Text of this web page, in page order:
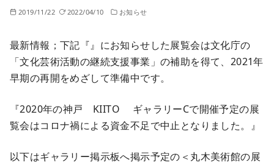
2019/11/22 2022/04/10 お知らせ
最新情報；下記『』にお知らせした展覧会は文化庁の
「文化芸術活動の継続支援事業」の補助を得て、2021年
早期の再開をめざして準備中です。
『2020年の神戸 KIITO ギャラリーCで開催予定の展
覧会はコロナ禍による資金不足で中止となりました。』
以下はギャラリー掲示板へ掲示予定の＜丸木美術館の展